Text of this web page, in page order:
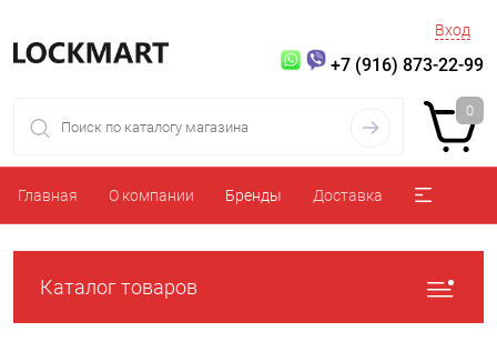
Вход
+7 (916) 873-22-99
0
Главная О компании Бренды Доставка
Каталог товаров